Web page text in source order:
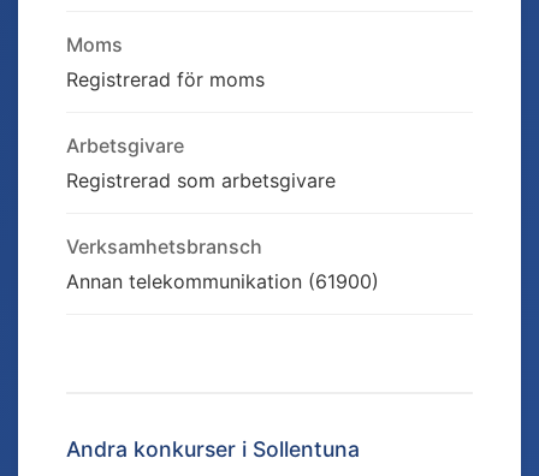
Moms
Registrerad för moms
Arbetsgivare
Registrerad som arbetsgivare
Verksamhetsbransch
Annan telekommunikation (61900)
Andra konkurser i Sollentuna